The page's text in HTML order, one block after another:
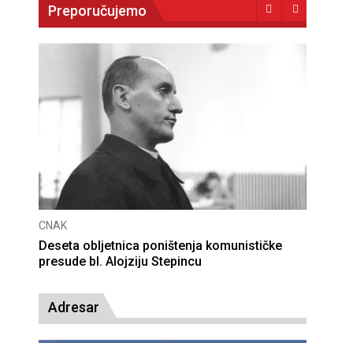
Preporučujemo
CNAK
Deseta obljetnica poništenja komunističke
presude bl. Alojziju Stepincu
Adresar